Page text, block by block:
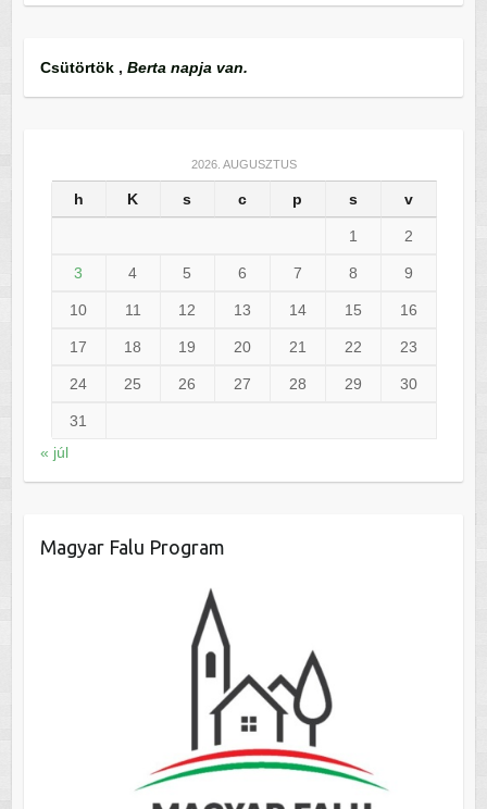
Csütörtök , Berta napja van.
2026. AUGUSZTUS
h K s c p s v
1 2
3 4 5 6 7 8 9
10 11 12 13 14 15 16
17 18 19 20 21 22 23
24 25 26 27 28 29 30
31
« júl
Magyar Falu Program